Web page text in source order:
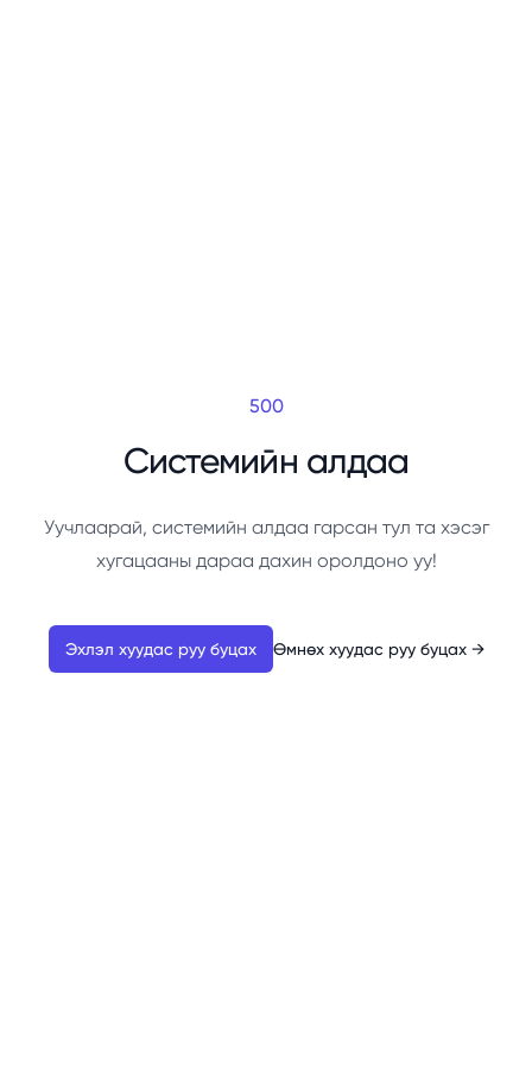
500
Системийн алдаа
Уучлаарай, системийн алдаа гарсан тул та хэсэг
хугацааны дараа дахин оролдоно уу!
Эхлэл хуудас руу буцах Өмнөх хуудас руу буцах →